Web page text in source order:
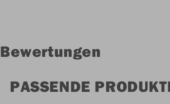
Bewertungen
PASSENDE